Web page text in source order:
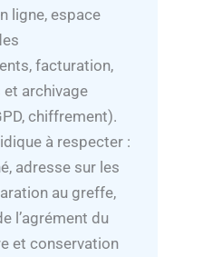
ligne, espace
facturation,
archivage
chiffrement).
à respecter :
adresse sur les
au greffe,
l’agrément du
et conservation